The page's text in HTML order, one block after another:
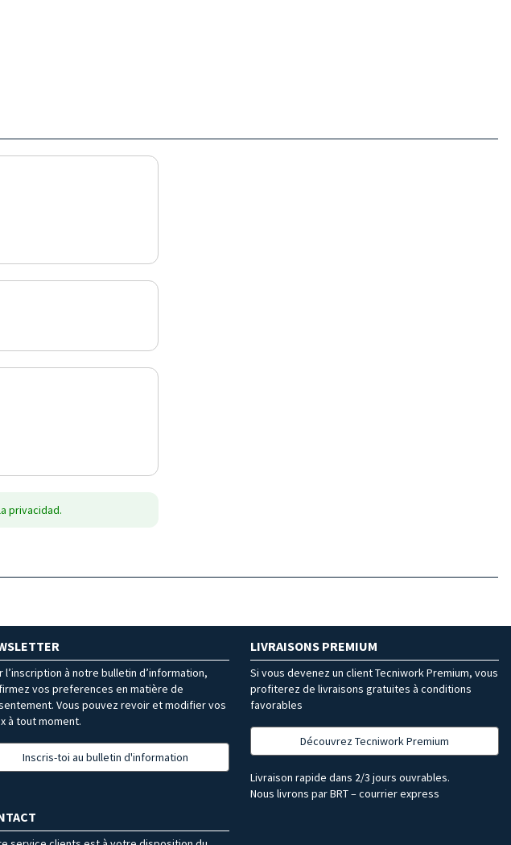
privacidad.
l’inscription à notre bulletin d’information,
vos preferences en matière de
Vous pouvez revoir et modifier vos
à tout moment.
Inscris-toi au bulletin d'information
LIVRAISONS PREMIUM
Si vous devenez un client Tecniwork Premium, vous
profiterez de livraisons gratuites à conditions
favorables
Découvrez Tecniwork Premium
Livraison rapide dans 2/3 jours ouvrables.
Nous livrons par BRT – courrier express